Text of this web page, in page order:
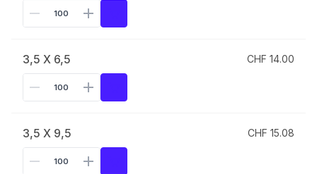
3,5 X 6,5 CHF 14.00
3,5 X 9,5 CHF 15.08